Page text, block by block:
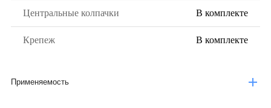
Центральные колпачки В комплекте
Крепеж В комплекте
Применяемость